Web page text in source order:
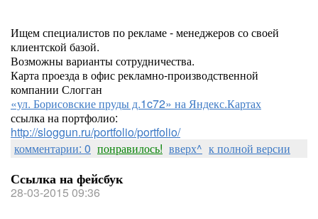
Ищем специалистов по рекламе - менеджеров со своей
клиентской базой.
Возможны варианты сотрудничества.
Карта проезда в офис рекламно-производственной
компании Слогган
«ул. Борисовские пруды д.1c72» на Яндекс.Картах
ссылка на портфолио:
http://sloggun.ru/portfolio/portfolio/
комментарии: 0 понравилось! вверх^ к полной версии
Ссылка на фейсбук
28-03-2015 09:36